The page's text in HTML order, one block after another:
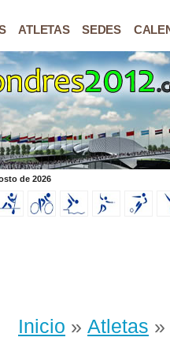
ATLETAS SEDES
de 2026
Inicio » Atletas